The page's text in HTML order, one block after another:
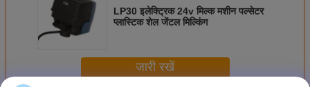
LP30 इलेक्ट्रिक 24v मिल्क मशीन पल्सेटर
प्लास्टिक शेल जेंटल मिल्किंग
जारी रखें